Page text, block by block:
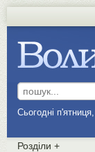
Сьогодні
Розділи +